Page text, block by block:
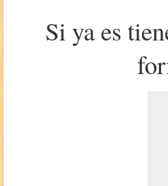
Si ya es